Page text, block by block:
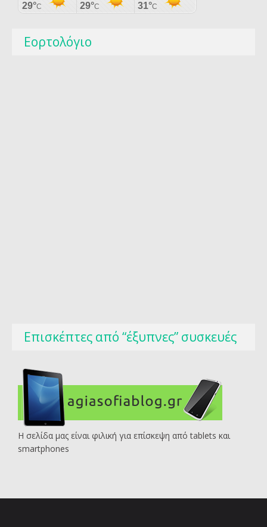
Εορτολόγιο
Επισκέπτες από “έξυπνες” συσκευές
Η σελίδα μας είναι φιλική για επίσκεψη από tablets και
smartphones